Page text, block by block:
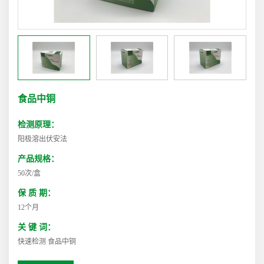
食品中铜
检测原理：
阳极溶出伏安法
产品规格：
50次/盒
保 质 期：
12个月
关 键 词：
快速检测 食品中铜